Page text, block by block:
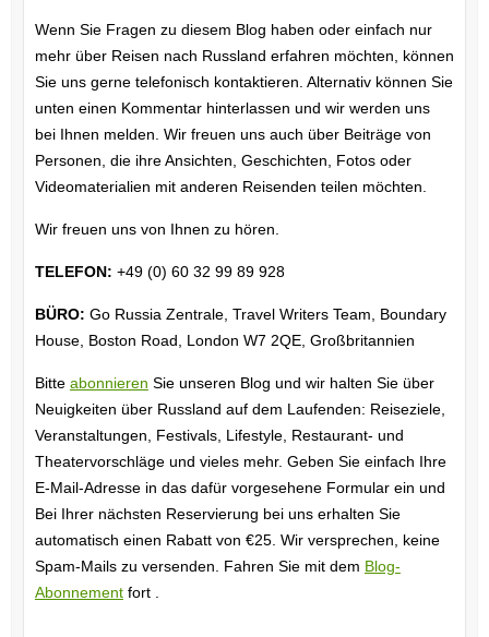
Wenn Sie Fragen zu diesem Blog haben oder einfach nur
mehr über Reisen nach Russland erfahren möchten, können
Sie uns gerne telefonisch kontaktieren. Alternativ können Sie
unten einen Kommentar hinterlassen und wir werden uns
bei Ihnen melden. Wir freuen uns auch über Beiträge von
Personen, die ihre Ansichten, Geschichten, Fotos oder
Videomaterialien mit anderen Reisenden teilen möchten.
Wir freuen uns von Ihnen zu hören.
TELEFON: +49 (0) 60 32 99 89 928
BÜRO: Go Russia Zentrale, Travel Writers Team, Boundary
House, Boston Road, London W7 2QE, Großbritannien
Bitte abonnieren Sie unseren Blog und wir halten Sie über
Neuigkeiten über Russland auf dem Laufenden: Reiseziele,
Veranstaltungen, Festivals, Lifestyle, Restaurant- und
Theatervorschläge und vieles mehr. Geben Sie einfach Ihre
E-Mail-Adresse in das dafür vorgesehene Formular ein und
Bei Ihrer nächsten Reservierung bei uns erhalten Sie
automatisch einen Rabatt von €25. Wir versprechen, keine
Spam-Mails zu versenden. Fahren Sie mit dem Blog-
Abonnementfort .